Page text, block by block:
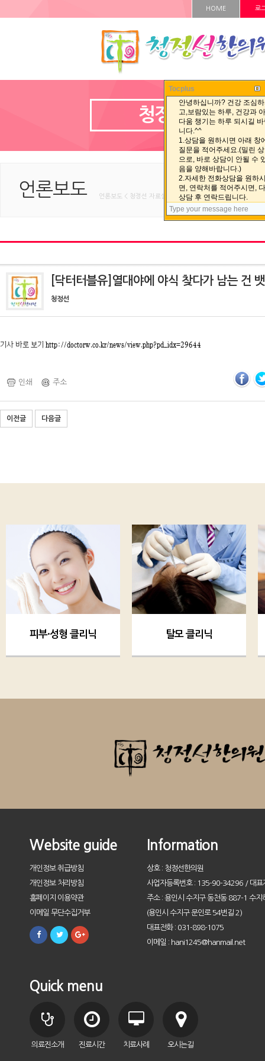
HOME 로
청정선 자료실
언론보도 언론보도 < 청정선 자료실 < HOME
[닥터터블유]열대야에 야식 찾다가 남는 건
청정선
기사 바로 보기 http://doctorw.co.kr/news/view.php?pd_idx=29644
인쇄 주소
이전글 다음글
피부·성형 클리닉 탈모 클리닉
Website guide
개인정보 취급방침
개인정보 처리방침
홈페이지 이용약관
이메일 무단수집거부
Information
상호 : 청정선한의원
사업자등록번호 : 135-90-34296 / 대표
주소 : 용인시 수지구 동천동 887-1 수지
(용인시 수지구 문인로 54번길 2)
대표전화 : 031-898-1075
이메일 : hani1245@hanmail.net
Quick menu
의료진소개 진료시간 치료사례 오시는길
Tocplus